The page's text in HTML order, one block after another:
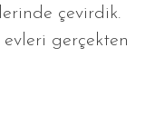
çevirdik.
evleri gerçekten